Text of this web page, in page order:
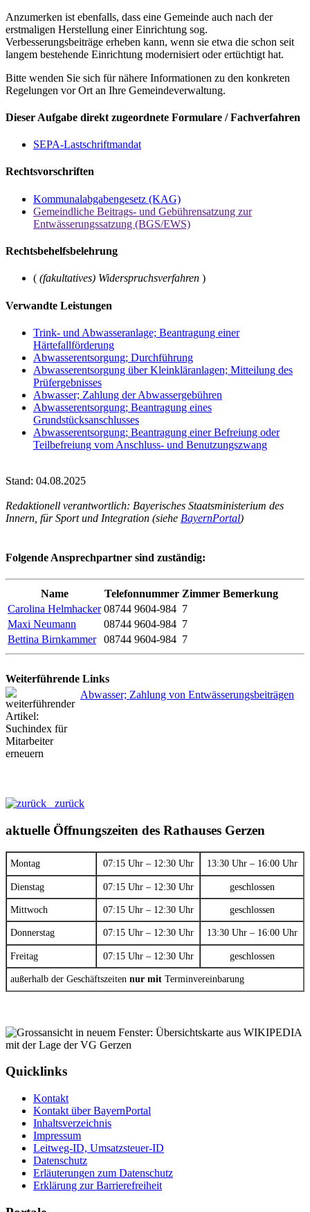
Anzumerken ist ebenfalls, dass eine Gemeinde auch nach der
erstmaligen Herstellung einer Einrichtung sog.
Verbesserungsbeiträge erheben kann, wenn sie etwa die schon seit
langem bestehende Einrichtung modernisiert oder ertüchtigt hat.
Bitte wenden Sie sich für nähere Informationen zu den konkreten
Regelungen vor Ort an Ihre Gemeindeverwaltung.
Dieser Aufgabe direkt zugeordnete Formulare / Fachverfahren
SEPA-Lastschriftmandat
Rechtsvorschriften
Kommunalabgabengesetz (KAG)
Gemeindliche Beitrags- und Gebührensatzung zur
Entwässerungssatzung (BGS/EWS)
Rechtsbehelfsbelehrung
( (fakultatives) Widerspruchsverfahren )
Verwandte Leistungen
Trink- und Abwasseranlage; Beantragung einer
Härtefallförderung
Abwasserentsorgung; Durchführung
Abwasserentsorgung über Kleinkläranlagen; Mitteilung des
Prüfergebnisses
Abwasser; Zahlung der Abwassergebühren
Abwasserentsorgung; Beantragung eines
Grundstücksanschlusses
Abwasserentsorgung; Beantragung einer Befreiung oder
Teilbefreiung vom Anschluss- und Benutzungszwang
Stand: 04.08.2025
Redaktionell verantwortlich: Bayerisches Staatsministerium des
Innern, für Sport und Integration (siehe BayernPortal)
Folgende Ansprechpartner sind zuständig:
Name Telefonnummer Zimmer Bemerkung
Carolina Helmhacker 08744 9604-984 7
Maxi Neumann
08744 9604-984 7
Bettina Birnkammer
08744 9604-984 7
Weiterführende Links
Abwasser; Zahlung von Entwässerungsbeiträgen
zurück
aktuelle Öffnungszeiten des Rathauses Gerzen
Montag 07:15 Uhr – 12:30 Uhr 13:30 Uhr – 16:00 Uhr
Dienstag 07:15 Uhr – 12:30 Uhr geschlossen
Mittwoch 07:15 Uhr – 12:30 Uhr geschlossen
Donnerstag 07:15 Uhr – 12:30 Uhr 13:30 Uhr – 16:00 Uhr
Freitag 07:15 Uhr – 12:30 Uhr geschlossen
außerhalb der Geschäftszeiten nur mit Terminvereinbarung
Quicklinks
Kontakt
Kontakt über BayernPortal
Inhaltsverzeichnis
Impressum
Leitweg-ID, Umsatzsteuer-ID
Datenschutz
Erläuterungen zum Datenschutz
Erklärung zur Barrierefreiheit